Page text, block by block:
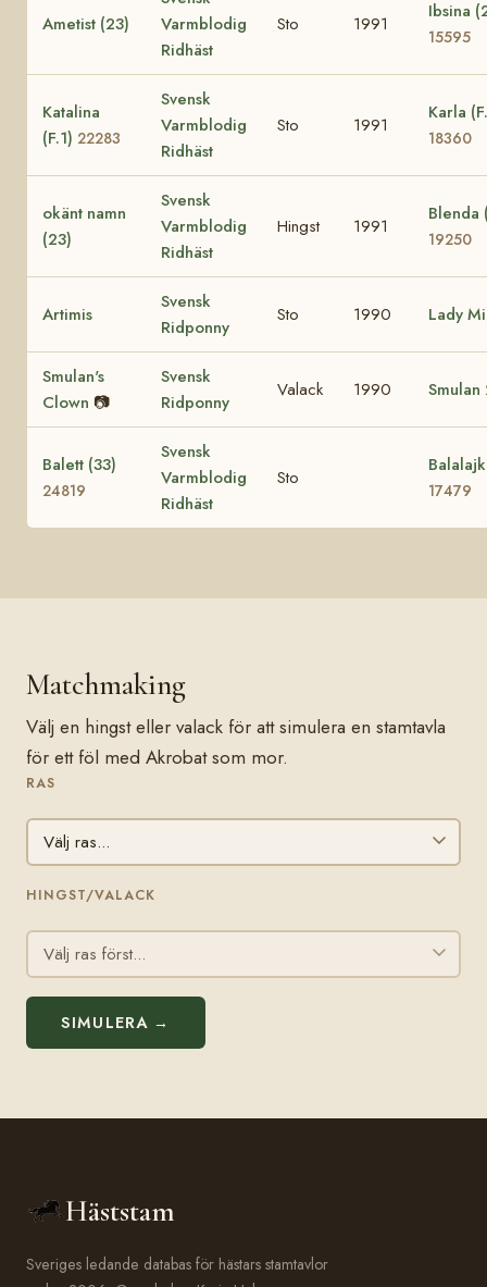
Ametist (23)
Varmblodig
Ridhäst
Sto 1991
Ibsina
15595
Katalina
(F.1) 22283
Svensk
Varmblodig
Ridhäst
Sto 1991
Karla
18360
okänt namn
(23)
Svensk
Varmblodig
Ridhäst
Hingst 1991
Blenda
19250
Artimis
Svensk
Ridponny
Sto 1990 Lady
Smulan's
Clown 📷
Svensk
Ridponny
Valack 1990 Smulan
Balett (33)
24819
Svensk
Varmblodig
Ridhäst
Sto
17479
Matchmaking
Välj en hingst eller valack för att simulera en stamtavla
för ett föl med Akrobat som mor.
RAS
HINGST/VALACK
SIMULERA →
Häststam
Sveriges ledande databas för hästars stamtavlor